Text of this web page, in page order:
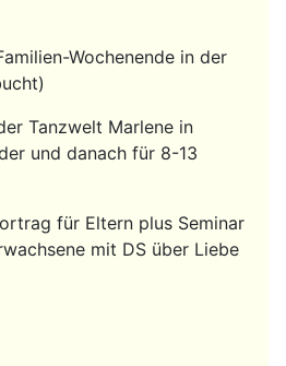
Wochenende in der
Tanzwelt Marlene in
und danach für 8-13
für Eltern plus Seminar
mit DS über Liebe